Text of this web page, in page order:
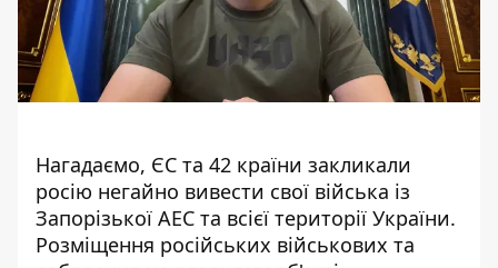
Нагадаємо, ЄС та 42 країни закликали
росію негайно вивести свої війська із
Запорізької АЕС та всієї території України.
Розміщення російських військових та